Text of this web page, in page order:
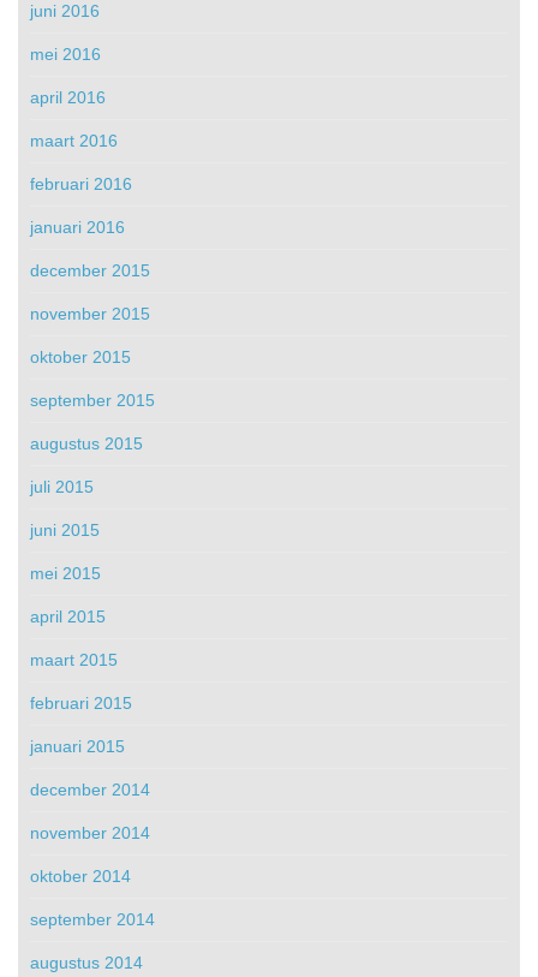
juni 2016
mei 2016
april 2016
maart 2016
februari 2016
januari 2016
december 2015
november 2015
oktober 2015
september 2015
augustus 2015
juli 2015
juni 2015
mei 2015
april 2015
maart 2015
februari 2015
januari 2015
december 2014
november 2014
oktober 2014
september 2014
augustus 2014